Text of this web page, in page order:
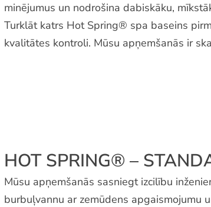
minējumus un nodrošina dabiskāku,
Turklāt katrs Hot Spring® spa baseins
kvalitātes kontroli. Mūsu apņemšanās ir
HOT SPRING® –
Mūsu apņemšanās sasniegt izcilību
burbuļvannu ar zemūdens apgaismojumu